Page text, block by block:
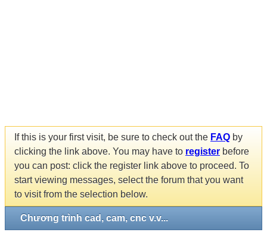
If this is your first visit, be sure to check out the FAQ by
clicking the link above. You may have to register before
you can post: click the register link above to proceed. To
start viewing messages, select the forum that you want
to visit from the selection below.
Chương trình cad, cam, cnc v.v...